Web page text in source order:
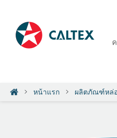
หน้าแรก ผลิตภัณฑ์หล่